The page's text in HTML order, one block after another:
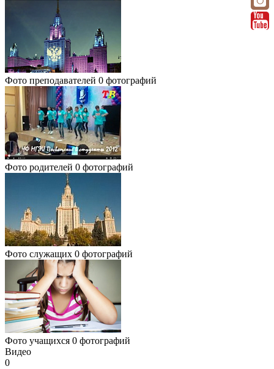
Фото преподавателей 0 фотографий
Фото родителей 0 фотографий
Фото служащих 0 фотографий
Фото учащихся 0 фотографий
Видео
0